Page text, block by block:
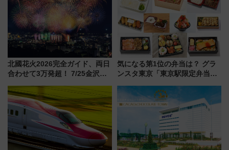
年7月23日開業）
北國花火2026完全ガイド、両日
合わせて3万発超！ 7/25金沢大
会の日程・アクセス・観覧席ま
とめ（石川県）
気になる第1位の弁当は？ グラ
ンスタ東京「東京駅限定弁当